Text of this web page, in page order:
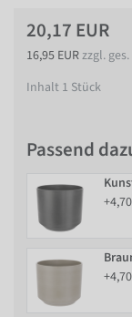
20,17 EUR
16,95 EURzzgl.
Inhalt 1 Stück
Passend